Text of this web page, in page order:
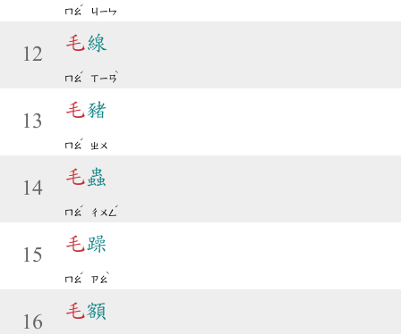
ㄇㄠ
ˊ
ㄐㄧㄣ
12
毛線
ㄇㄠ
ˊ
ㄒㄧㄢ
ˋ
13
毛豬
ㄇㄠ
ˊ
ㄓㄨ
14
毛蟲
ㄇㄠ
ˊ
ㄔㄨㄥ
ˊ
15
毛躁
ㄇㄠ
ˊ
ㄗㄠ
ˋ
16
毛額